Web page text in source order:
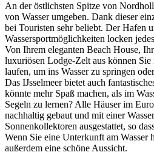
An der östlichsten Spitze von
von Wasser umgeben. Dank dieser
bei Touristen sehr beliebt. Der Hafen
Wassersportmöglichkeiten locken
Von Ihrem eleganten Beach House,
luxuriösen Lodge-Zelt aus können
laufen, um ins Wasser zu springen
Das IJsselmeer bietet auch
könnte mehr Spaß machen, als im
Segeln zu lernen? Alle Häuser im
nachhaltig gebaut und mit einer
Sonnenkollektoren ausgestattet, so
Wenn Sie eine Unterkunft am Wasser
außerdem eine schöne Aussicht.